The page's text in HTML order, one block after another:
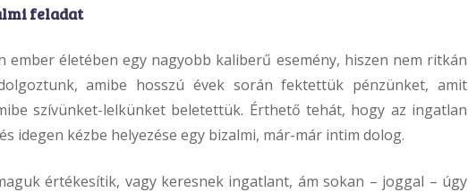
feladat
ember életében egy nagyobb kaliberű esemény, hiszen nem ritkán
amibe hosszú évek során fektettük pénzünket, amit
szívünket-lelkünket beletettük. Érthető tehát, hogy az ingatlan
idegen kézbe helyezése egy bizalmi, már-már intim dolog.
értékesítik, vagy keresnek ingatlant, ám sokan – joggal – úgy